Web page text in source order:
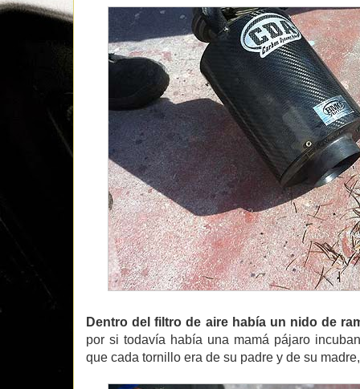
Dentro del filtro de aire había un nido de
por si todavía había una mamá pájaro
que cada tornillo era de su padre y de su